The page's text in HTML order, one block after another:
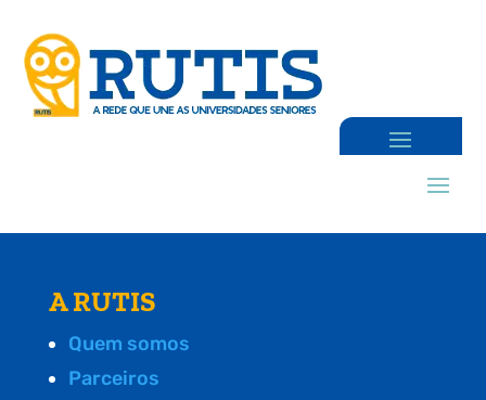
A RUTIS
Quem somos
Parceiros